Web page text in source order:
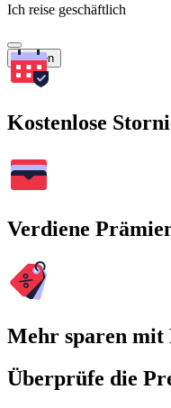
Ich reise geschäftlich
Suchen
Kostenlose
Verdiene
Mehr sparen
Überprüfe die